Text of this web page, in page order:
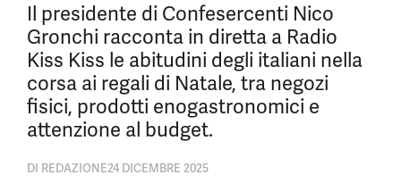
Il presidente di Confesercenti Nico
Gronchi racconta in diretta a Radio
Kiss Kiss le abitudini degli italiani nella
corsa ai regali di Natale, tra negozi
fisici, prodotti enogastronomici e
attenzione al budget.
DI REDAZIONE24 DICEMBRE 2025